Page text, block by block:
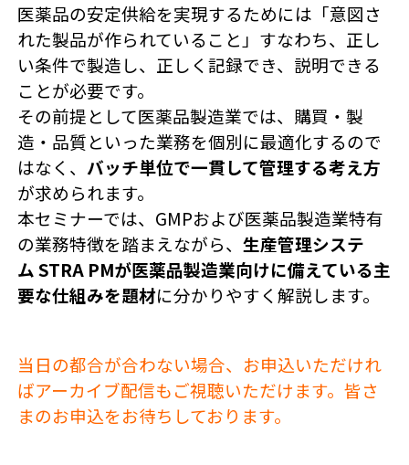
医薬品の安定供給を実現するためには「意図さ
れた製品が作られていること」すなわち、正し
い条件で製造し、正しく記録でき、説明できる
ことが必要です。
その前提として医薬品製造業では、購買・製
造・品質といった業務を個別に最適化するので
はなく、 バッチ単位で一貫して管理する考え方
が求められます。
本セミナーでは、GMPおよび医薬品製造業特有
の業務特徴を踏まえながら、 生産管理システ
ム STRA PMが医薬品製造業向けに備えている主
要な仕組みを題材に分かりやすく解説します。
当日の都合が合わない場合、お申込いただけれ
ばアーカイブ配信もご視聴いただけます。皆さ
まのお申込をお待ちしております。